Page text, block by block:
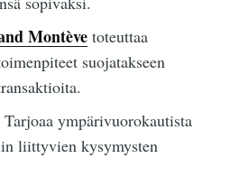
Montèvetoteuttaa
suojatakseen
Tarjoaa ympärivuorokautista
liittyvien kysymysten